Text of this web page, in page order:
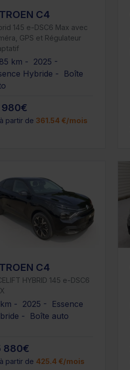
C4
145 e-DSC6 Max avec
GPS et Régulateur
km - 2025 -
Hybride - Boîte
980€
partir de 361.54 €/mois
C4
HYBRID 145 e-DSC6
- 2025 - Essence
- Boîte auto
880€
partir de 425.4 €/mois